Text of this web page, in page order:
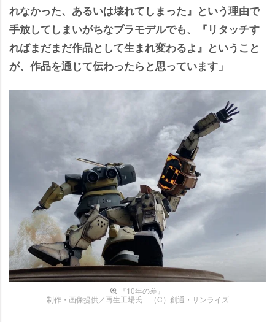
れなかった、あるいは壊れてしまった』という理由で
手放してしまいがちなプラモデルでも、『リタッチす
ればまだまだ作品として生まれ変わるよ』ということ
が、作品を通じて伝わったらと思っています」
『10年の差』
制作・画像提供／再生工場氏 （C）創通・サンライズ